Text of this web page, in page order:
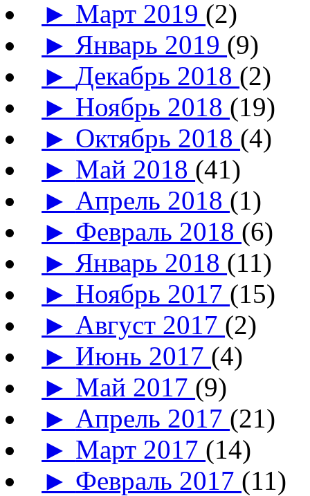
► Март 2019 (2)
► Январь 2019 (9)
►Декабрь 2018 (2)
► Ноябрь 2018 (19)
► Октябрь 2018 (4)
► Май 2018 (41)
► Апрель 2018 (1)
► Февраль 2018 (6)
► Январь 2018 (11)
► Ноябрь 2017 (15)
► Август 2017 (2)
► Июнь 2017 (4)
► Май 2017 (9)
► Апрель 2017 (21)
► Март 2017 (14)
► Февраль 2017 (11)